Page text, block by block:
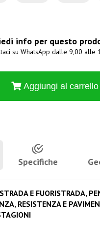
info per questo
su WhatsApp dalle 9,00 alle
Aggiungi al carrello
Specifiche
E FUORISTRADA,
RESISTENZA E